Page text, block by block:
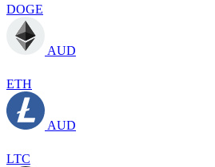
DOGE
AUD
ETH
AUD
LTC